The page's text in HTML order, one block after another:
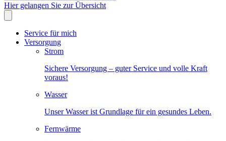
Hier gelangen Sie zur Übersicht
Service für mich
Versorgung
Strom
Sichere Versorgung – guter Service und volle Kraft
voraus!
Wasser
Unser Wasser ist Grundlage für ein gesundes Leben.
Fernwärme